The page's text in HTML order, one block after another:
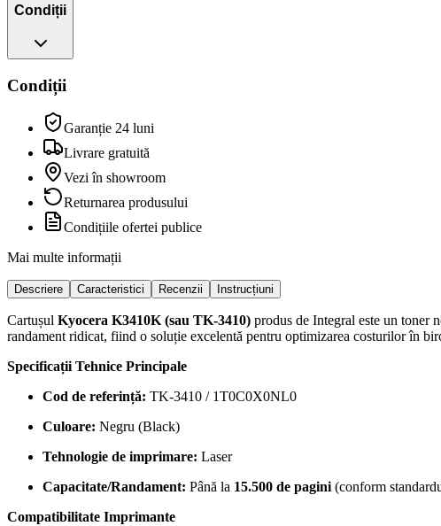
Condiții
Condiții
Garanție 24 luni
Livrare gratuită
Vezi în showroom
Returnarea produsului
Condițiile ofertei publice
Mai multe informații
Descriere Caracteristici Recenzii Instrucțiuni
Cartușul Kyocera K3410K (sau TK-3410) produs de Integral este un toner
randament ridicat, fiind o soluție excelentă pentru optimizarea costurilor în
Specificații Tehnice Principale
Cod de referință: TK-3410 / 1T0C0X0NL0
Culoare: Negru (Black)
Tehnologie de imprimare: Laser
Capacitate/Randament: Până la 15.500 de pagini (conform
Compatibilitate Imprimante